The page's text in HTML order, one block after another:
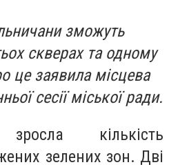
зможуть
скверах та одному
це заявила місцева
сесії міської ради.
кількість
зелених зон. Дві